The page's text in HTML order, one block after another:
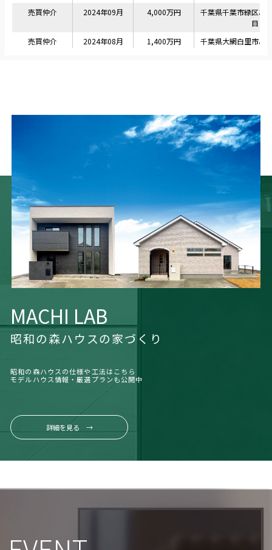
MACHI LAB
昭和の森ハウスの家づくり
昭和の森ハウスの仕様や工法はこちら
モデルハウス情報・厳選プランも公開中
詳細を見る →